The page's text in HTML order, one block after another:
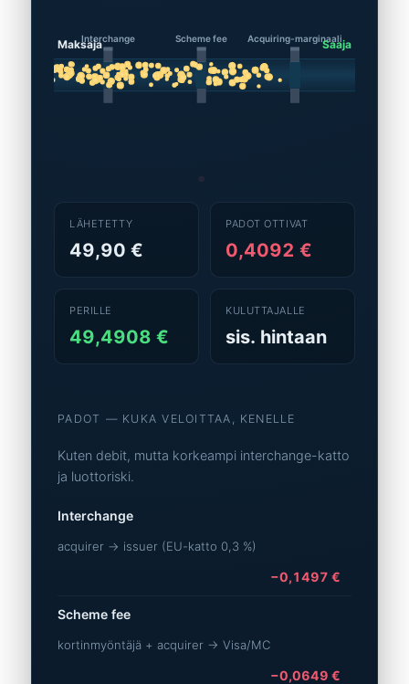
LÄHETETTY
49,90 €
PADOT OTTIVAT
0,4092 €
PERILLE
49,4908 €
KULUTTAJALLE
sis. hintaan
PADOT — KUKA VELOITTAA, KENELLE
Kuten debit, mutta korkeampi interchange-katto
ja luottoriski.
Interchange
acquirer → issuer (EU-katto 0,3 %)
−0,1497 €
Scheme fee
kortinmyöntäjä + acquirer → Visa/MC
−0,0649 €